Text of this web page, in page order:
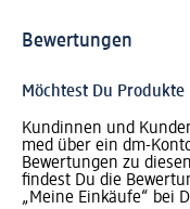
Bewertungen
Möchtest Du
Kundinnen und
med über ein dm-
Bewertungen zu
findest Du die
„Meine Einkäufe“ bei